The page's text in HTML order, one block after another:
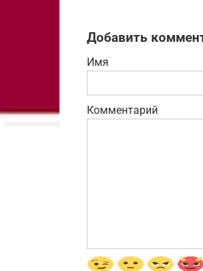
Добавить
Имя
Комментарий